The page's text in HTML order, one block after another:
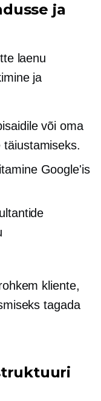
ja
laenu
ja
või oma
Google'is
kliente,
tagada